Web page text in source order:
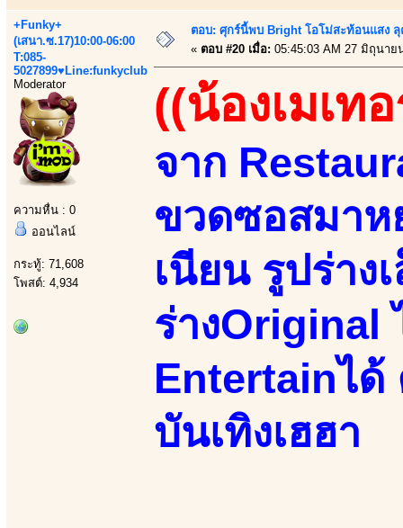
+Funky+
(เสนา.ซ.17)10:00-06:00
T:085-
5027899♥Line:funkyclub
Moderator
ความหื่น : 0
ออนไลน์
กระทู้: 71,608
โพสต์: 4,934
ตอบ: ศุกร์นี้พบ Bright โอโม่สะท้อนแสง
« ตอบ #20 เมื่อ: 05:45:03 AM 27 มิถุนาย
((น้องเมเท
จาก
ขวดซอสมาห
เนียน รูปร่าง
ร่างOriginal
Entertainได้
บันเทิงเฮฮา